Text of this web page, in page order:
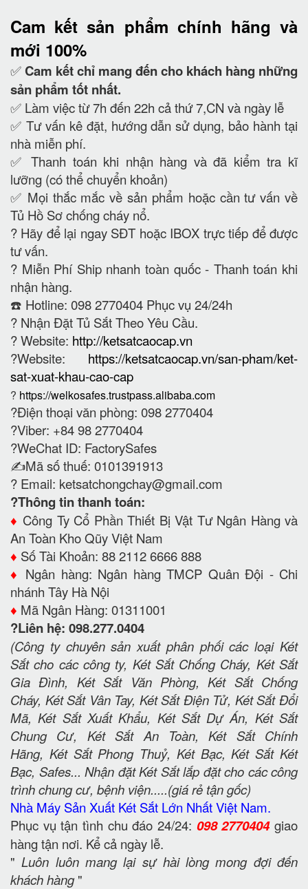
Cam kết sản phẩm chính hãng và
mới 100%
✅ Cam kếtchỉ mang đến cho khách hàng những
sản phẩm tốt nhất.
✅ Làm việc từ 7h đến 22h cả thứ 7,CN và ngày lễ
✅ Tư vấn kê đặt, hướng dẫn sử dụng, bảo hành tại
nhà miễn phí.
✅ Thanh toán khi nhận hàng và đã kiểm tra kĩ
lưỡng (có thể chuyển khoản)
✅ Mọi thắc mắc về sản phẩm hoặc cần tư vấn về
Tủ Hồ Sơ chống cháy nổ.
? Hãy để lại ngay SĐT hoặc IBOX trực tiếp để được
tư vấn.
? Miễn Phí Ship nhanh toàn quốc - Thanh toán khi
nhận hàng.
☎️ Hotline: 098 2770404 Phục vụ 24/24h
? Nhận Đặt Tủ Sắt Theo Yêu Cầu.
? Website: http://ketsatcaocap.vn
?Website: https://ketsatcaocap.vn/san-pham/ket-
sat-xuat-khau-cao-cap
? https://welkosafes.trustpass.alibaba.com
?Điện thoại văn phòng: 098 2770404
?Viber: +84 98 2770404
?WeChat ID: FactorySafes
✍️Mã số thuế: 0101391913
? Email: ketsatchongchay@gmail.com
?Thông tin thanh toán:
♦️ Công Ty Cổ Phần Thiết Bị Vật Tư Ngân Hàng và
An Toàn Kho Qũy Việt Nam
♦️ Số Tài Khoản: 88 2112 6666 888
♦️ Ngân hàng: Ngân hàng TMCP Quân Đội - Chi
nhánh Tây Hà Nội
♦️ Mã Ngân Hàng: 01311001
?Liên hệ: 098.277.0404
(Công ty chuyên sản xuất phân phối các loại Két
Sắt cho các công ty, Két Sắt Chống Cháy, Két Sắt
Gia Đình, Két Sắt Văn Phòng, Két Sắt Chống
Cháy, Két Sắt Vân Tay, Két Sắt Điện Tử, Két Sắt Đổi
Mã, Két Sắt Xuất Khẩu, Két Sắt Dự Án, Két Sắt
Chung Cư, Két Sắt An Toàn, Két Sắt Chính
Hãng, Két Sắt Phong Thuỷ, Két Bạc, Két Sắt Két
Bạc, Safes... Nhận đặt Két Sắt lắp đặt cho các công
trình chung cư, bệnh viện.....(giá rẻ tận gốc)
Nhà Máy Sản Xuất Két Sắt Lớn Nhất Việt Nam.
Phục vụ tận tình chu đáo 24/24: 098 2770404giao
hàng tận nơi. Kể cả ngày lễ.
"Luôn luôn mang lại sự hài lòng mong đợi đến
khách hàng"